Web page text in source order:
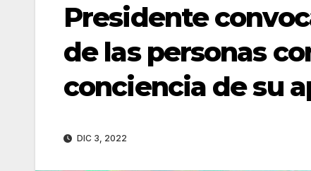
Presidente
de las personas
conciencia de su
DIC 3, 2022